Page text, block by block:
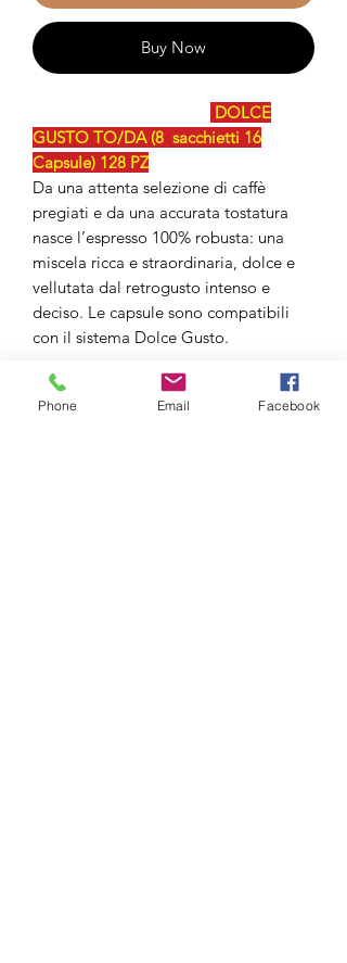
Buy Now
DOLCE
GUSTO TO/DA (8 sacchietti 16
Capsule) 128 PZ
Da una attenta selezione di caffè
pregiati e da una accurata tostatura
nasce l’espresso 100% robusta: una
miscela ricca e straordinaria, dolce e
vellutata dal retrogusto intenso e
deciso. Le capsule sono compatibili
con il sistema Dolce Gusto.
Scegliete il Vostro Gusto
Phone Email Facebook